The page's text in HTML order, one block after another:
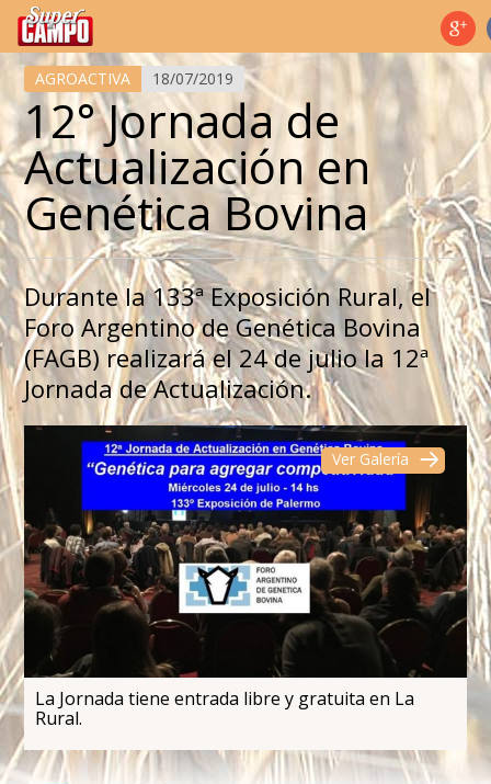
Temas de hoy
AGROACTIVA 18/07/2019
12° Jornada de
Actualización en
Genética Bovina
Durante la 133ª Exposición Rural, el
Foro Argentino de Genética Bovina
(FAGB) realizará el 24 de julio la 12ª
Jornada de Actualización.
Ver Galería
La Jornada tiene entrada libre y gratuita en La
Rural.